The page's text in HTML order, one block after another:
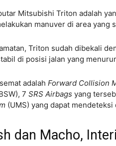
Mitsubishi Triton adalah
manuver di area yang
Triton sudah dibekali
di posisi jalan yang
adalah Forward Collision
7 SRS Airbags yang
(UMS) yang dapat
dan Macho,